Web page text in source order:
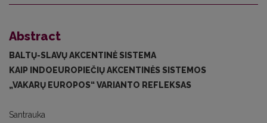
Abstract
BALTŲ-SLAVŲ AKCENTINĖ SISTEMA
KAIP INDOEUROPIEČIŲ AKCENTINĖS SISTEMOS
„VAKARŲ EUROPOS“ VARIANTO REFLEKSAS
Santrauka